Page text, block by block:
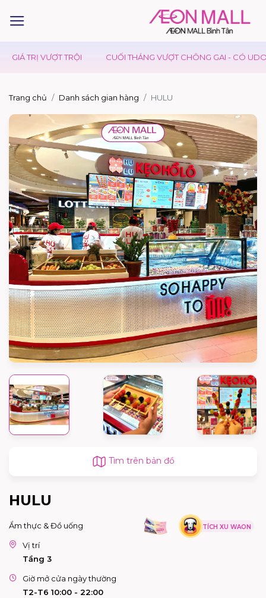
TRỊ VƯỢT TRỘI CUỐI THÁNG VƯỢT CHÔNG GAI - CÓ UDON
Trang chủ Danh sách gian hàng HULU
Tìm trên bản đồ
HULU
Ẩm thực & Đồ uống TÍCH XU WAON
Vị trí
Tầng 3
Giờ mở cửa ngày thường
T2-T6 10:00 - 22:00